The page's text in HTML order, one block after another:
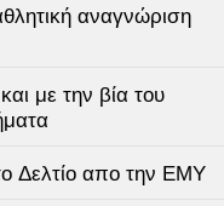
αναγνώριση
με την βία του
Δελτίο απο την ΕΜΥ